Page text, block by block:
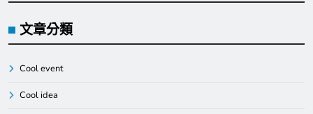
文章分類
Cool event
Cool idea